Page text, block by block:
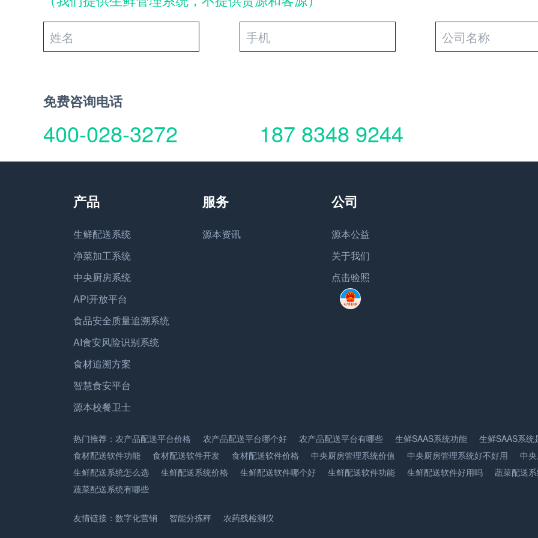
免费咨询电话
400-028-3272 187 8348 9244
生鲜配送系统
净菜加工系统
中央厨房系统
API开放平台
食品安全质量追溯系统
AI食安风险识别系统
食材追溯方案
智慧食安平台
源本校餐卫士
源本资讯
源本公益
关于我们
点击验照
热门推荐： 农产品配送平台价格 农产品配送平台哪个好 农产品配送平台有哪些 生鲜SAAS系统功能
生鲜SAAS系统
食材配送软件功能
食材配送软件开发 食材配送软件价格 中央厨房管理系统价值 中央厨房管理系统好不好用
中
生鲜配送系统怎么选
生鲜配送系统价格 生鲜配送软件哪个好 生鲜配送软件功能 生鲜配送软件好用吗
蔬菜配送
蔬菜配送系统有哪些
友情链接： 数字化营销 智能分拣秤 农药残检测仪